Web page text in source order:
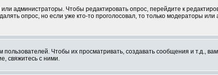
администраторы. Чтобы редактировать опрос, перейдите к
опрос, но если уже кто-то проголосовал, то только модераторы
Чтобы их просматривать, создавать сообщения и т.д.,
свяжитесь с ними.